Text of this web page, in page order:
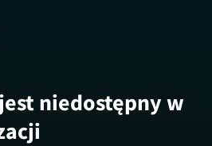
niedostępny w